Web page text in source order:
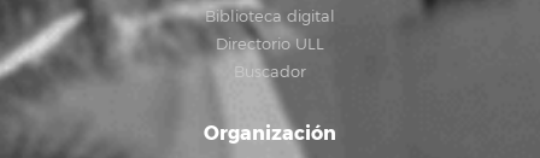
Biblioteca digital
Directorio ULL
Buscador
Organización